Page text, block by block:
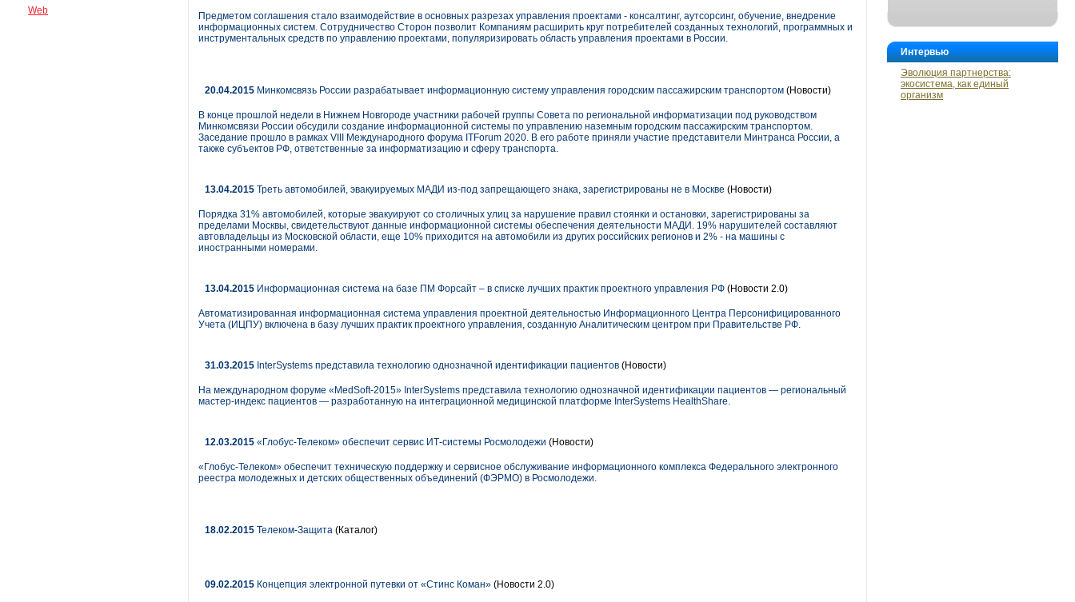
Web
Интервью
Эволюция партнерства:
экосистема, как единый
организм
Предметом соглашения стало взаимодействие в основных разрезах управления проектами - консалтинг, аутсорсинг, обучение, внедрение
информационных систем. Сотрудничество Сторон позволит Компаниям расширить круг потребителей созданных технологий, программных и
инструментальных средств по управлению проектами, популяризировать область управления проектами в России.
20.04.2015 Минкомсвязь России разрабатывает информационную систему управления городским пассажирским транспортом (Новости)
В конце прошлой недели в Нижнем Новгороде участники рабочей группы Совета по региональной информатизации под руководством
Минкомсвязи России обсудили создание информационной системы по управлению наземным городским пассажирским транспортом.
Заседание прошло в рамках VIII Международного форума ITForum 2020. В его работе приняли участие представители Минтранса России, а
также субъектов РФ, ответственные за информатизацию и сферу транспорта.
13.04.2015 Треть автомобилей, эвакуируемых МАДИ из-под запрещающего знака, зарегистрированы не в Москве (Новости)
Порядка 31% автомобилей, которые эвакуируют со столичных улиц за нарушение правил стоянки и остановки, зарегистрированы за
пределами Москвы, свидетельствуют данные информационной системы обеспечения деятельности МАДИ. 19% нарушителей составляют
автовладельцы из Московской области, еще 10% приходится на автомобили из других российских регионов и 2% - на машины с
иностранными номерами.
13.04.2015 Информационная система на базе ПМ Форсайт – в списке лучших практик проектного управления РФ (Новости 2.0)
Автоматизированная информационная система управления проектной деятельностью Информационного Центра Персонифицированного
Учета (ИЦПУ) включена в базу лучших практик проектного управления, созданную Аналитическим центром при Правительстве РФ.
31.03.2015 InterSystems представила технологию однозначной идентификации пациентов (Новости)
На международном форуме «MedSoft-2015» InterSystems представила технологию однозначной идентификации пациентов — региональный
мастер-индекс пациентов — разработанную на интеграционной медицинской платформе InterSystems HealthShare.
12.03.2015 «Глобус-Телеком» обеспечит сервис ИТ-системы Росмолодежи (Новости)
«Глобус-Телеком» обеспечит техническую поддержку и сервисное обслуживание информационного комплекса Федерального электронного
реестра молодежных и детских общественных объединений (ФЭРМО) в Росмолодежи.
18.02.2015 Телеком-Защита (Каталог)
09.02.2015 Концепция электронной путевки от «Стинс Коман» (Новости 2.0)